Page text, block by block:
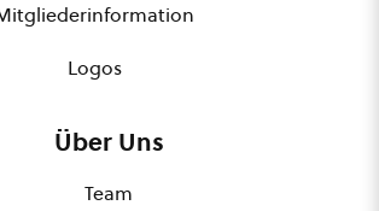
Logos
Über Uns
Team